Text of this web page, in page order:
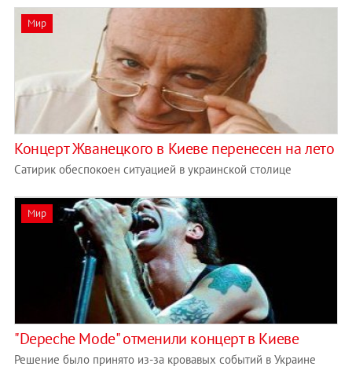
Мир
Концерт Жванецкого в Киеве перенесен на лето
Сатирик обеспокоен ситуацией в украинской столице
Мир
"Depeche Mode" отменили концерт в Киеве
Решение было принято из-за кровавых событий в Украине